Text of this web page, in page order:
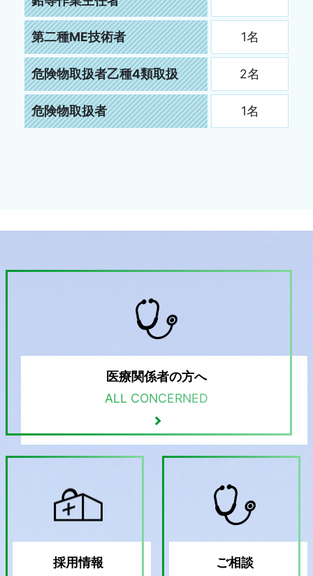
第二種ME技術者 1名
危険物取扱者乙種4類取扱 2名
危険物取扱者 1名
医療関係者の方へ
ALL CONCERNED
採用情報
ご相談